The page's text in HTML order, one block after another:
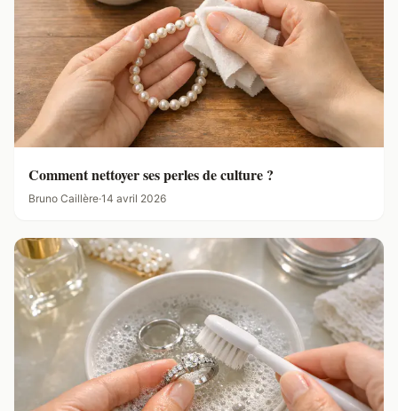
Comment nettoyer ses perles de culture ?
Bruno Caillère·14 avril 2026